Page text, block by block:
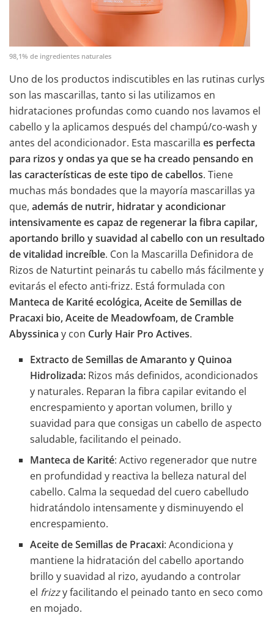
98,1% de ingredientes naturales
Uno de los productos indiscutibles en las rutinas curlys
son las mascarillas, tanto si las utilizamos en
hidrataciones profundas como cuando nos lavamos el
cabello y la aplicamos después del champú/co-wash y
antes del acondicionador. Esta mascarilla es perfecta
para rizos y ondas ya que se ha creado pensando en
las características de este tipo de cabellos. Tiene
muchas más bondades que la mayoría mascarillas ya
que, además de nutrir, hidratar y acondicionar
intensivamente es capaz de regenerar la fibra capilar,
aportando brillo y suavidad al cabello con un resultado
de vitalidad increíble. Con la Mascarilla Definidora de
Rizos de Naturtint peinarás tu cabello más fácilmente y
evitarás el efecto anti-frizz. Está formulada con
Manteca de Karité ecológica, Aceite de Semillas de
Pracaxi bio, Aceite de Meadowfoam, de Cramble
Abyssinica y con Curly Hair Pro Actives.
Extracto de Semillas de Amaranto y Quinoa
Hidrolizada: Rizos más definidos, acondicionados
y naturales. Reparan la fibra capilar evitando el
encrespamiento y aportan volumen, brillo y
suavidad para que consigas un cabello de aspecto
saludable, facilitando el peinado.
Manteca de Karité: Activo regenerador que nutre
en profundidad y reactiva la belleza natural del
cabello. Calma la sequedad del cuero cabelludo
hidratándolo intensamente y disminuyendo el
encrespamiento.
Aceite de Semillas de Pracaxi: Acondiciona y
mantiene la hidratación del cabello aportando
brillo y suavidad al rizo, ayudando a controlar
el frizzy facilitando el peinado tanto en seco como
en mojado.